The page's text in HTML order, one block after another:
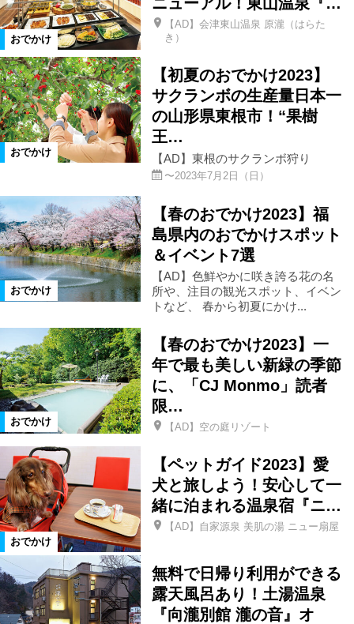
小野町 鮫川村 米沢市
西郷村 仙台市 中島村
栃木県 茨城県
福島市郊外
那須塩原市 浅川町
カテゴリ
アウトドア 温泉
花スポット 公園 体験
史跡名勝 遊園地
水族館 街歩き グルメ
カフェ ランチ アート
博物館 美術館 見学 日帰り
遠出 ドライブ 家族・子連れ
おでかけ
【AD】会津東山温泉 原瀧（はらた
き）
おでかけ
【初夏のおでかけ2023】
サクランボの生産量日本一
の山形県東根市！“果樹
王…
【AD】東根のサクランボ狩り
〜2023年7月2日（日）
おでかけ
【春のおでかけ2023】福
島県内のおでかけスポット
＆イベント7選
【AD】色鮮やかに咲き誇る花の名
所や、注目の観光スポット、イベン
トなど、 春から初夏にかけ...
おでかけ
【春のおでかけ2023】一
年で最も美しい新緑の季節
に、「CJ Monmo」読者
限…
【AD】空の庭リゾート
おでかけ
【ペットガイド2023】愛
犬と旅しよう！安心して一
緒に泊まれる温泉宿『ニ…
【AD】自家源泉 美肌の湯 ニュー扇屋
無料で日帰り利用ができる
露天風呂あり！土湯温泉
『向瀧別館 瀧の音』オ